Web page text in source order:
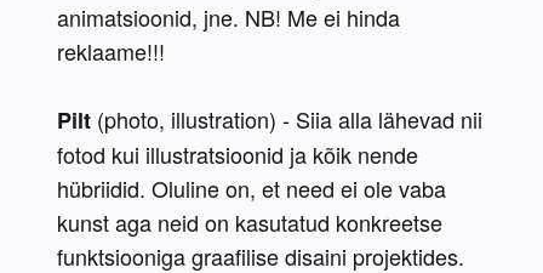
animatsioonid, jne. NB! Me ei hinda
reklaame!!!
Pilt (photo, illustration) - Siia alla lähevad nii
fotod kui illustratsioonid ja kõik nende
hübriidid. Oluline on, et need ei ole vaba
kunst aga neid on kasutatud konkreetse
funktsiooniga graafilise disaini projektides.